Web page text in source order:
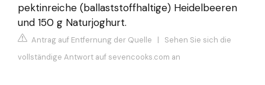
pektinreiche (ballaststoffhaltige) Heidelbeeren
und 150 g Naturjoghurt.
Antrag auf Entfernung der Quelle | Sehen Sie sich die
vollständige Antwort auf sevencooks.com an